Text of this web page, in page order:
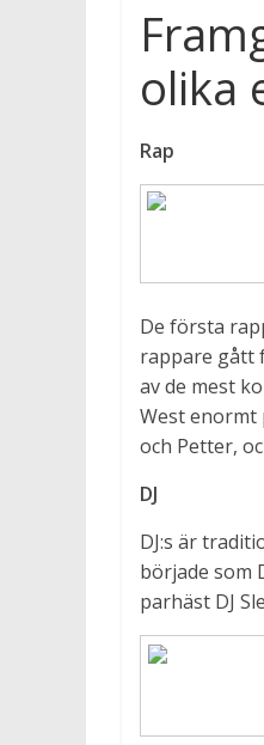
olika
Rap
De första
rappare gått
av de mest
West enormt
och Petter,
DJ
DJ:s är
började som
parhäst DJ